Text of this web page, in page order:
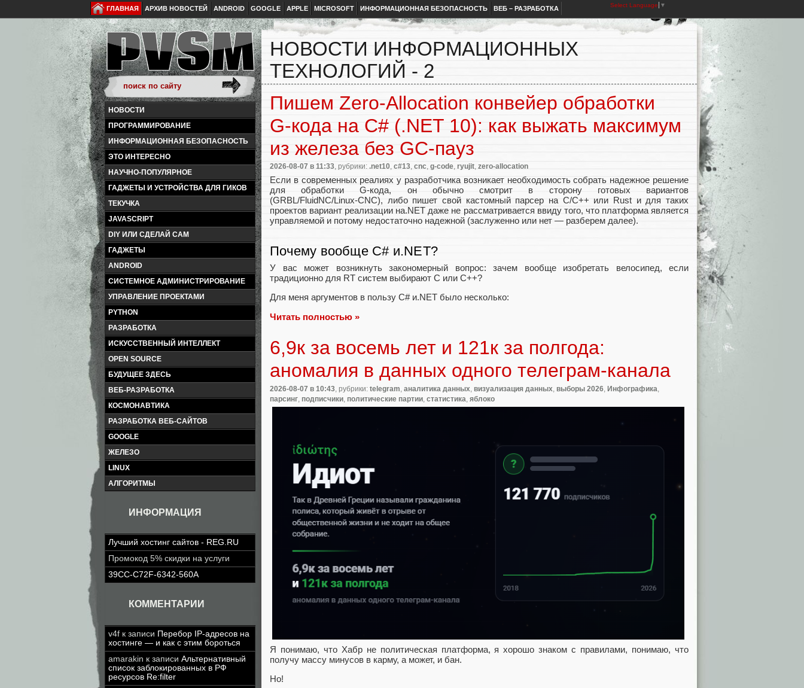
ГЛАВНАЯ АРХИВ НОВОСТЕЙ ANDROID GOOGLE APPLE MICROSOFT ИНФОРМАЦИОННАЯ БЕЗОПАСНОСТЬ ВЕБ – РАЗРАБОТКА Select Language ▼
НОВОСТИ
ПРОГРАММИРОВАНИЕ
ИНФОРМАЦИОННАЯ БЕЗОПАСНОСТЬ
ЭТО ИНТЕРЕСНО
НАУЧНО-ПОПУЛЯРНОЕ
ГАДЖЕТЫ И УСТРОЙСТВА ДЛЯ ГИКОВ
ТЕКУЧКА
JAVASCRIPT
DIY ИЛИ СДЕЛАЙ САМ
ГАДЖЕТЫ
ANDROID
СИСТЕМНОЕ АДМИНИСТРИРОВАНИЕ
УПРАВЛЕНИЕ ПРОЕКТАМИ
PYTHON
РАЗРАБОТКА
ИСКУССТВЕННЫЙ ИНТЕЛЛЕКТ
OPEN SOURCE
БУДУЩЕЕ ЗДЕСЬ
ВЕБ-РАЗРАБОТКА
КОСМОНАВТИКА
РАЗРАБОТКА ВЕБ-САЙТОВ
GOOGLE
ЖЕЛЕЗО
LINUX
АЛГОРИТМЫ
ИНФОРМАЦИЯ
Лучший хостинг сайтов - REG.RU
Промокод 5% скидки на услуги
39CC-C72F-6342-560A
КОММЕНТАРИИ
v4f к записи Перебор IP-адресов на
хостинге — и как с этим бороться
amarakin к записи Альтернативный
список заблокированных в РФ
ресурсов Re:filter
НОВОСТИ ИНФОРМАЦИОННЫХ
ТЕХНОЛОГИЙ - 2
Пишем Zero‑Allocation конвейер обработки
G‑кода на C# (.NET 10): как выжать максимум
из железа без GC‑пауз
2026-08-07 в 11:33, рубрики: .net10, c#13, cnc, g-code, ryujit, zero-allocation
Если в современных реалиях у разработчика возникает необходимость собрать надежное решение
для обработки G‑кода, он обычно смотрит в сторону готовых вариантов
(GRBL/FluidNC/Linux‑CNC), либо пишет свой кастомный парсер на С/С++ или Rust и для таких
проектов вариант реализации на.NET даже не рассматривается ввиду того, что платформа является
управляемой и потому недостаточно надежной (заслуженно или нет — разберем далее).
Почему вообще C# и.NET?
У вас может возникнуть закономерный вопрос: зачем вообще изобретать велосипед, если
традиционно для RT систем выбирают C или C++?
Для меня аргументов в пользу C# и.NET было несколько:
Читать полностью »
6,9к за восемь лет и 121к за полгода:
аномалия в данных одного телеграм-канала
2026-08-07 в 10:43 , рубрики: telegram аналитика данных визуализация данных выборы 2026 Инфографика
парсинг подписчики политические партии статистика яблоко
Я понимаю, что Хабр не политическая платформа, я хорошо знаком с правилами, понимаю, что
получу массу минусов в карму, а может, и бан.
Но!